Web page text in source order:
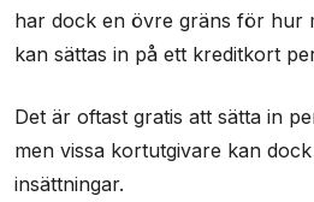
har dock en övre gräns för hur
kan sättas in på ett kreditkort
Det är oftast gratis att sätta in
men vissa kortutgivare kan
insättningar.